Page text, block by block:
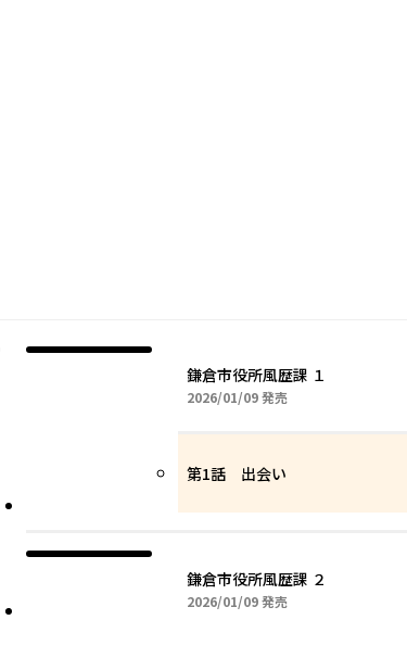
鎌倉市役所風歴課 １
2026/01/092026年01月09日
発売
第1話 出会い
鎌倉市役所風歴課 ２
2026/01/092026年01月09日
発売